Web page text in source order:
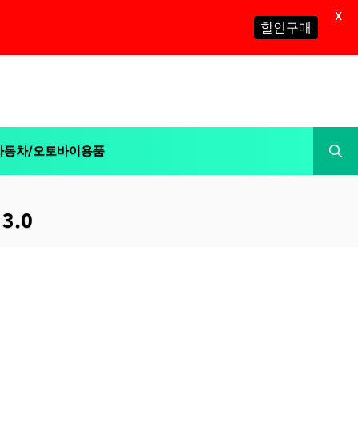
동차/오토바이용품
할인구매
X